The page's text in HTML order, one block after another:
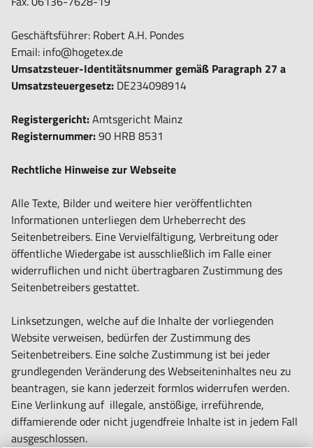
Geschäftsführer: Robert A.H. Pondes
Email: info@hogetex.de
Umsatzsteuer-Identitätsnummer gemäß Paragraph 27 a
Umsatzsteuergesetz: DE234098914
Registergericht:Amtsgericht Mainz
Registernummer:90 HRB 8531
Rechtliche Hinweise zur Webseite
Alle Texte, Bilder und weitere hier veröffentlichten
Informationen unterliegen dem Urheberrecht des
Seitenbetreibers. Eine Vervielfältigung, Verbreitung oder
öffentliche Wiedergabe ist ausschließlich im Falle einer
widerruflichen und nicht übertragbaren Zustimmung des
Seitenbetreibers gestattet.
Linksetzungen, welche auf die Inhalte der vorliegenden
Website verweisen, bedürfen der Zustimmung des
Seitenbetreibers. Eine solche Zustimmung ist bei jeder
grundlegenden Veränderung des Webseiteninhaltes neu zu
beantragen, sie kann jederzeit formlos widerrufen werden.
Eine Verlinkung auf illegale, anstößige, irreführende,
diffamierende oder nicht jugendfreie Inhalte ist in jedem Fall
ausgeschlossen.